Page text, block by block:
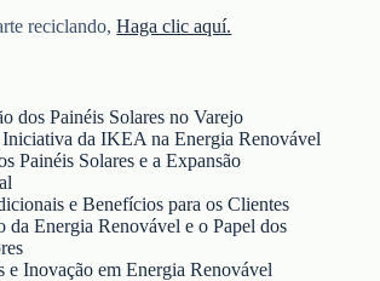
reciclando,Haga clic aquí.
dos Painéis Solares no Varejo
da IKEA na Energia Renovável
Painéis Solares e a Expansão
e Benefícios para os Clientes
da Energia Renovável e o Papel dos
e Inovação em Energia Renovável